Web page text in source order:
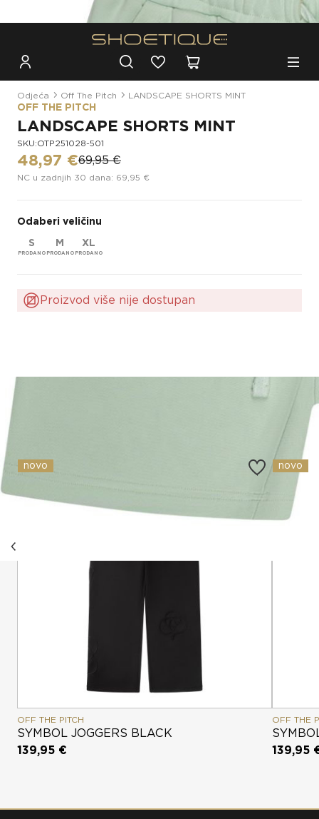
Besplatna dostava za narudžbe iznad 100€
Odjeća Off The Pitch LANDSCAPE SHORTS MINT
OFF THE PITCH
LANDSCAPE SHORTS MINT
SKU:OTP251028-501
48,97 €69,95 €
NC u zadnjih 30 dana: 69,95 €
Odaberi veličinu
S
M XL
Proizvod više nije dostupan
novo
OFF THE PITCH
SYMBOL JOGGERS BLACK
139,95 €
novo
OFF THE
139,95